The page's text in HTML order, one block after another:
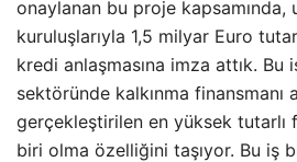
onaylanan bu proje kapsamında,
kuruluşlarıyla 1,5 milyar Euro
kredi anlaşmasına imza attık. Bu
sektöründe kalkınma finansmanı
gerçekleştirilen en yüksek tutarlı
biri olma özelliğini taşıyor. Bu iş